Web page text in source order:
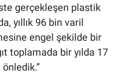
gerçekleşen plastik
yıllık 96 bin varil
engel şekilde bir
toplamada bir yılda 17